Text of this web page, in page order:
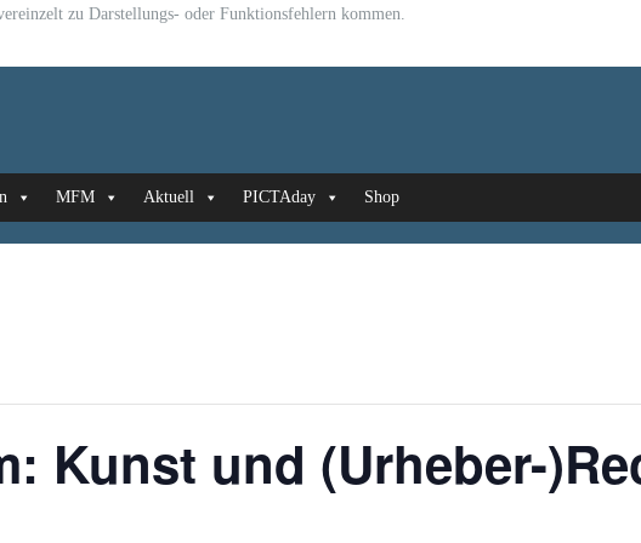
zu Darstellungs- oder Funktionsfehlern kommen.
MFM Aktuell PICTAday Shop
Kunst und (Urheber-